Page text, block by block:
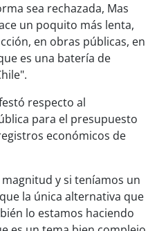
sea rechazada, Mas
un poquito más lenta,
en obras públicas, en
es una batería de
respecto al
para el presupuesto
económicos de
y si teníamos un
la única alternativa que
lo estamos haciendo